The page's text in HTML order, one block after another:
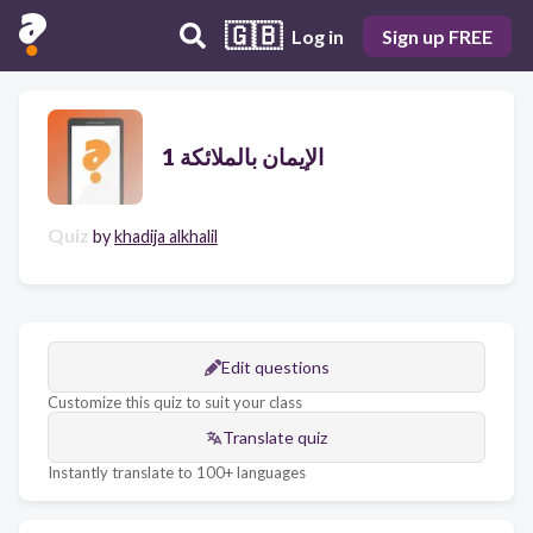
🇬🇧 Log in Sign up FREE
الإيمان بالملائكة 1
Quiz bykhadija alkhalil
Edit questions
Customize this quiz to suit your class
Translate quiz
Instantly translate to 100+ languages